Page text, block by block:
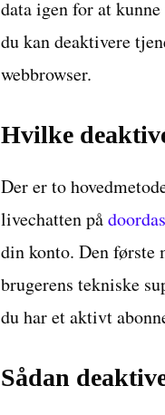
data igen for at
du kan deaktivere
webbrowser.
Hvilke
Der er to
livechatten på
din konto. Den første
brugerens tekniske
du har et aktivt
Sådan